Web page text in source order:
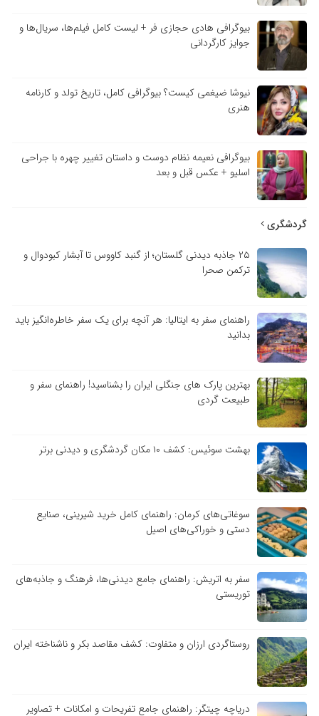
بیوگرافی هادی حجازی فر + لیست کامل فیلم‌ها، سریال‌ها و
جوایز کارگردانی
نیوشا ضیغمی کیست؟ بیوگرافی کامل، تاریخ تولد و کارنامه
هنری
بیوگرافی نعیمه نظام دوست و داستان تغییر چهره با جراحی
اسلیو + عکس قبل و بعد
گردشگری
۲۵ جاذبه دیدنی گلستان؛ از گنبد کاووس تا آبشار کبودوال و
ترکمن صحرا
راهنمای سفر به ایتالیا: هر آنچه برای یک سفر خاطره‌انگیز باید
بدانید
بهترین پارک های جنگلی ایران را بشناسید! راهنمای سفر و
طبیعت گردی
بهشت سوئیس: کشف ۱۰ مکان گردشگری و دیدنی برتر
سوغاتی‌های کرمان: راهنمای کامل خرید شیرینی، صنایع
دستی و خوراکی‌های اصیل
سفر به اتریش: راهنمای جامع دیدنی‌ها، فرهنگ و جاذبه‌های
توریستی
روستاگردی ارزان و متفاوت: کشف مقاصد بکر و ناشناخته ایران
دریاچه چیتگر: راهنمای جامع تفریحات و امکانات + تصاویر